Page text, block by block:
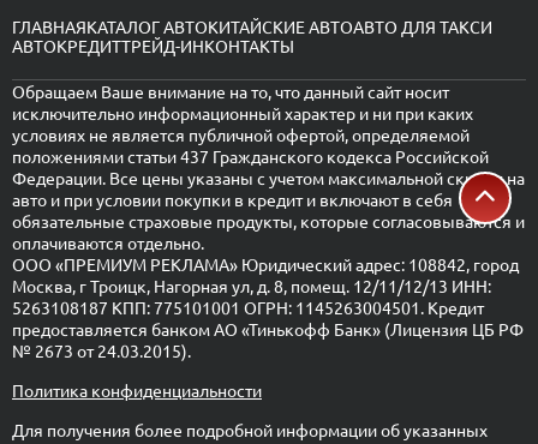
ГЛАВНАЯКАТАЛОГ АВТОКИТАЙСКИЕ АВТОАВТО ДЛЯ ТАКСИ
АВТОКРЕДИТТРЕЙД-ИНКОНТАКТЫ
Обращаем Ваше внимание на то, что данный сайт носит
исключительно информационный характер и ни при каких
условиях не является публичной офертой, определяемой
положениями статьи 437 Гражданского кодекса Российской
Федерации. Все цены указаны с учетом максимальной скидки на
авто и при условии покупки в кредит и включают в себя
обязательные страховые продукты, которые согласовываются и
оплачиваются отдельно.
ООО «ПРЕМИУМ РЕКЛАМА» Юридический адрес: 108842, город
Москва, г Троицк, Нагорная ул, д. 8, помещ. 12/11/12/13 ИНН:
5263108187 КПП: 775101001 ОГРН: 1145263004501. Кредит
предоставляется банком АО «Тинькофф Банк» (Лицензия ЦБ РФ
№ 2673 от 24.03.2015).
Политика конфиденциальности
Для получения более подробной информации об указанных